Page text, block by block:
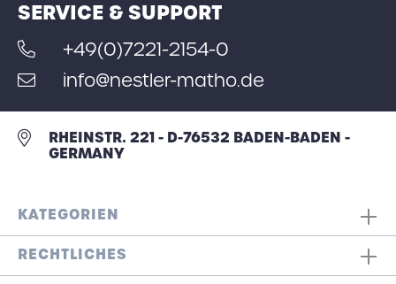
SERVICE & SUPPORT
+49(0)7221-2154-0
info@nestler-matho.de
RHEINSTR. 221 - D-76532 BADEN-BADEN -
GERMANY
KATEGORIEN
RECHTLICHES